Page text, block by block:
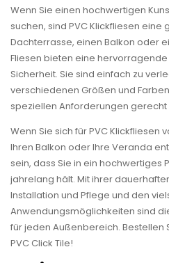
Wenn Sie einen hochwertigen
suchen, sind PVC Klickfliesen eine
Dachterrasse, einen Balkon oder
Fliesen bieten eine hervorragende
Sicherheit. Sie sind einfach zu
verschiedenen Größen und
speziellen Anforderungen gerecht
Wenn Sie sich für PVC Klickfliesen
Ihren Balkon oder Ihre Veranda
sein, dass Sie in ein hochwertiges
jahrelang hält. Mit ihrer
Installation und Pflege und den
Anwendungsmöglichkeiten sind
für jeden Außenbereich. Bestellen
PVC Click Tile!